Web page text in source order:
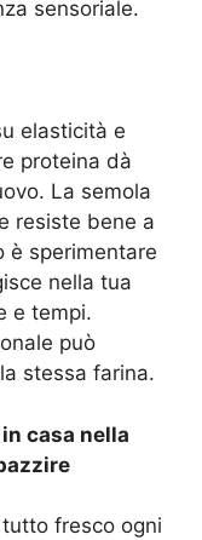
sensoriale.
elasticità e
proteina dà
La semola
resiste bene a
è sperimentare
nella tua
e tempi.
può
stessa farina.
casa nella
fresco ogni